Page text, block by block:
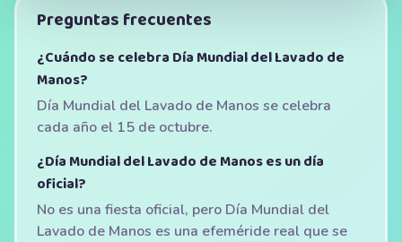
Preguntas frecuentes
¿Cuándo se celebra Día Mundial del Lavado de
Manos?
Día Mundial del Lavado de Manos se celebra
cada año el 15 de octubre.
¿Día Mundial del Lavado de Manos es un día
oficial?
No es una fiesta oficial, pero Día Mundial del
Lavado de Manos es una efeméride real que se